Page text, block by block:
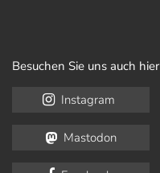
Besuchen Sie uns auch hier
Instagram
Mastodon